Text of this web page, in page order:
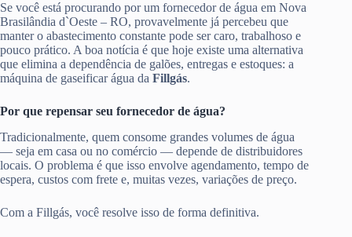
Se você está procurando por um fornecedor de água em Nova
Brasilândia d`Oeste – RO, provavelmente já percebeu que
manter o abastecimento constante pode ser caro, trabalhoso e
pouco prático. A boa notícia é que hoje existe uma alternativa
que elimina a dependência de galões, entregas e estoques: a
máquina de gaseificar água da Fillgás.
Por que repensar seu fornecedor de água?
Tradicionalmente, quem consome grandes volumes de água
— seja em casa ou no comércio — depende de distribuidores
locais. O problema é que isso envolve agendamento, tempo de
espera, custos com frete e, muitas vezes, variações de preço.
Com a Fillgás, você resolve isso de forma definitiva.